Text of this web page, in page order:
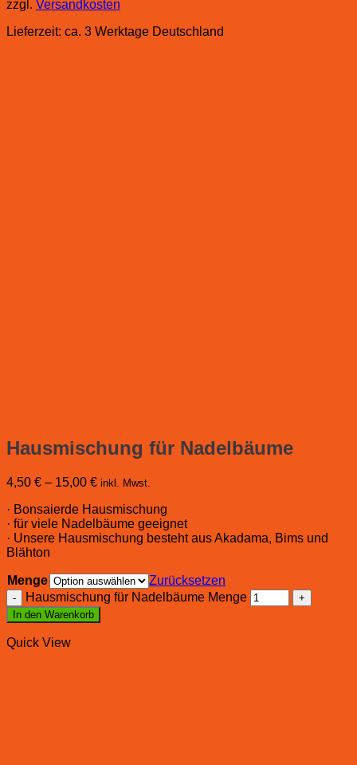
zzgl. Versandkosten
Lieferzeit: ca. 3 Werktage Deutschland
Hausmischung für Nadelbäume
4,50 € – 15,00 € inkl. Mwst.
· Bonsaierde Hausmischung
· für viele Nadelbäume geeignet
· Unsere Hausmischung besteht aus Akadama, Bims und
Blähton
Menge
Zurücksetzen
Hausmischung für Nadelbäume Menge
In den Warenkorb
Quick View